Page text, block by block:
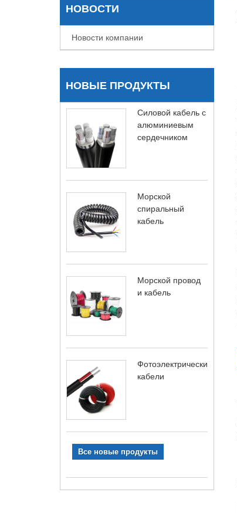
НОВОСТИ
Новости компании
НОВЫЕ ПРОДУКТЫ
Силовой кабель с
алюминиевым
сердечником
Морской
спиральный
кабель
Морской провод
и кабель
Фотоэлектрические
кабели
Все новые продукты